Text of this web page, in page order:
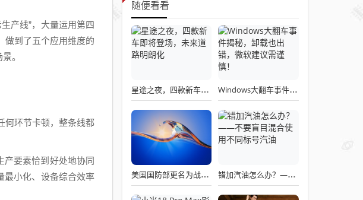
产线”，大量运用第四
做到了五个应用维度的
。
何环节卡顿，整条线都
产要素恰到好处地协同
最小化、设备综合效率
随便看看
星途之夜，四款新车即将登场，未来道路明朗化 Windows大翻车事件揭秘，卸载也出错，微软建议需谨慎！
美国国防部更名为战争部引发关注热议 错加汽油怎么办？——不要盲目混合使用不同标号汽油